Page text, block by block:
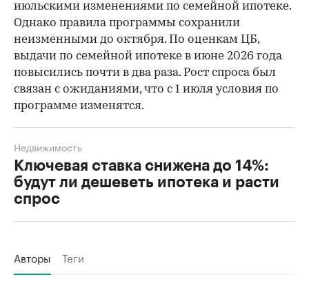
июльскими изменениями по семейной ипотеке.
Однако правила программы сохранили
неизменными до октября. По оценкам ЦБ,
выдачи по семейной ипотеке в июне 2026 года
повысились почти в два раза. Рост спроса был
связан с ожиданиями, что с 1 июля условия по
программе изменятся.
Ключевая ставка снижена до 14%:
будут ли дешеветь ипотека и расти
спрос
Недвижимость
Авторы Теги